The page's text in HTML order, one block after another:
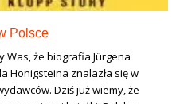
Polsce
Was, że biografia Jürgena
Honigsteina znalazła się w
Dziś już wiemy, że